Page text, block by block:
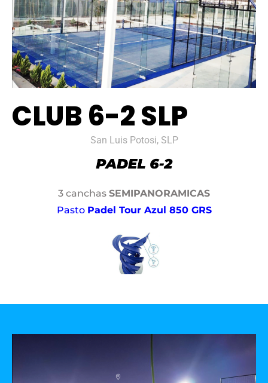
CLUB 6-2 SLP
San Luis Potosi, SLP
3 canchas SEMIPANORAMICAS
Pasto Padel Tour Azul 850 GRS